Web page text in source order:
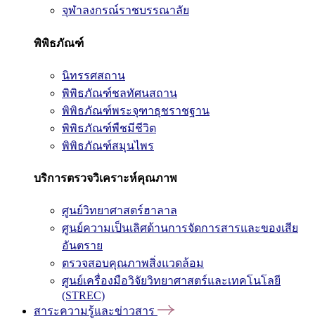
จุฬาลงกรณ์ราชบรรณาลัย
พิพิธภัณฑ์
นิทรรศสถาน
พิพิธภัณฑ์ชลทัศนสถาน
พิพิธภัณฑ์พระจุฑาธุชราชฐาน
พิพิธภัณฑ์พืชมีชีวิต
พิพิธภัณฑ์สมุนไพร
บริการตรวจวิเคราะห์คุณภาพ
ศูนย์วิทยาศาสตร์ฮาลาล
ศูนย์ความเป็นเลิศด้านการจัดการสารและของเสีย
อันตราย
ตรวจสอบคุณภาพสิ่งแวดล้อม
ศูนย์เครื่องมือวิจัยวิทยาศาสตร์และเทคโนโลยี
(STREC)
สาระความรู้และข่าวสาร